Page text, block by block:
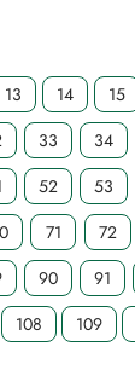
13 14 15
33 34
52 53
71 72
90 91
108 109